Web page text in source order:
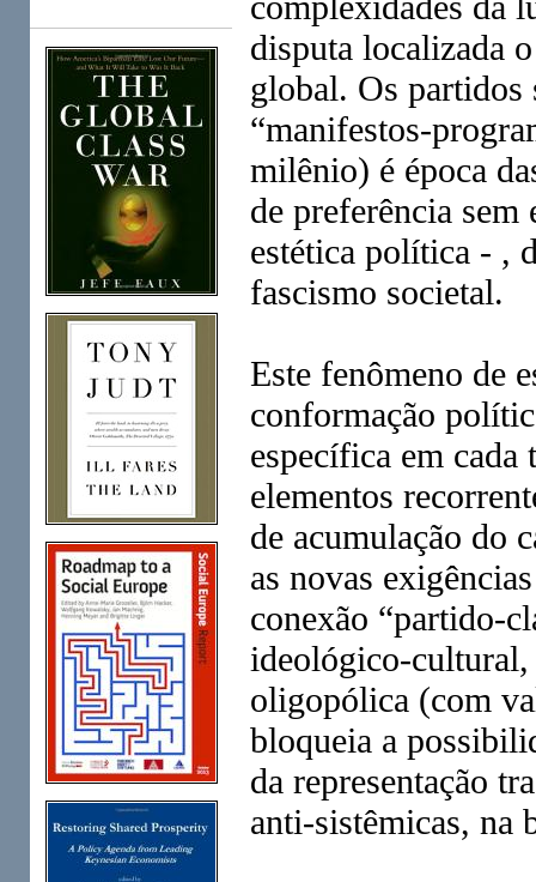
disputa localizada
global. Os partidos
“manifestos-
milênio) é época
de preferência
estética política - ,
fascismo societal.
Este fenômeno de
conformação
específica em
elementos
de acumulação do
as novas
conexão “partido-
ideológico-
oligopólica (com
bloqueia a
da representação
anti-sistêmicas, na